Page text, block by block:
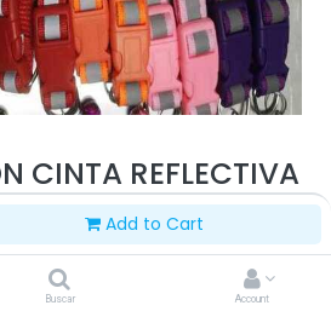
Add to Cart
Buscar Account
CINTA REFLECTIVA